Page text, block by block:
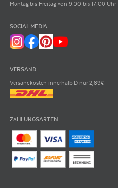
Montag bis Freitag von 9:00 bis 17:00 Uhr
SOCIAL MEDIA
VERSAND
Versandkosten innerhalb D nur 2,89€
ZAHLUNGSARTEN